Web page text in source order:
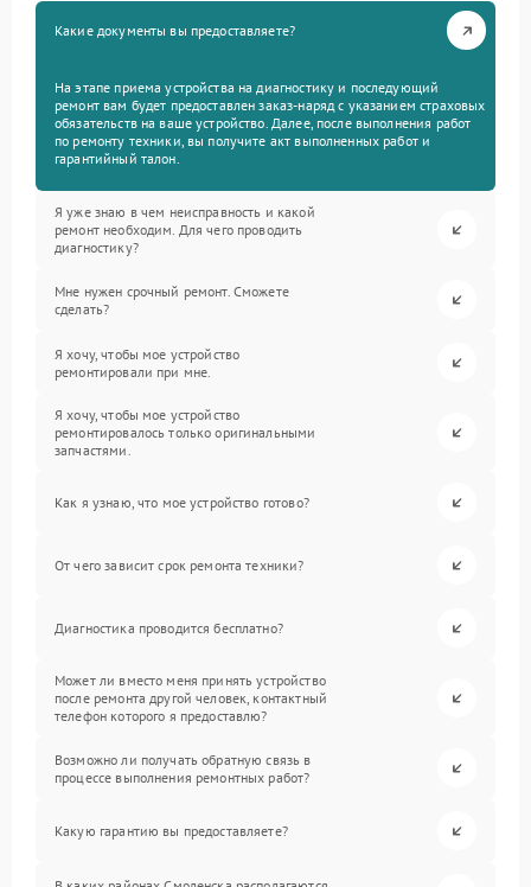
Какие документы вы предоставляете?
На этапе приема устройства на диагностику и последующий
ремонт вам будет предоставлен заказ-наряд с указанием страховых
обязательств на ваше устройство. Далее, после выполнения работ
по ремонту техники, вы получите акт выполненных работ и
гарантийный талон.
Я уже знаю в чем неисправность и какой
ремонт необходим. Для чего проводить
диагностику?
Мне нужен срочный ремонт. Сможете
сделать?
Я хочу, чтобы мое устройство
ремонтировали при мне.
Я хочу, чтобы мое устройство
ремонтировалось только оригинальными
запчастями.
Как я узнаю, что мое устройство готово?
От чего зависит срок ремонта техники?
Диагностика проводится бесплатно?
Может ли вместо меня принять устройство
после ремонта другой человек, контактный
телефон которого я предоставлю?
Возможно ли получать обратную связь в
процессе выполнения ремонтных работ?
Какую гарантию вы предоставляете?